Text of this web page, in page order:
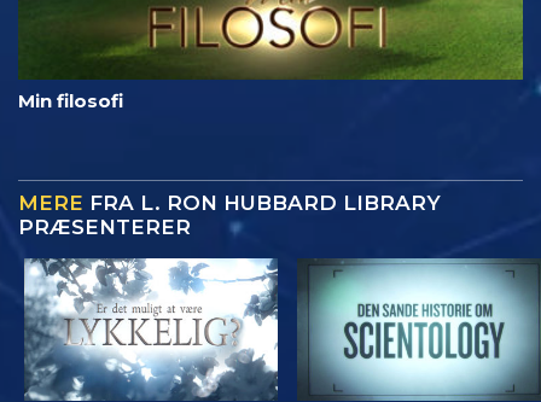
Min filosofi
MERE FRA L. RON HUBBARD LIBRARY
PRÆSENTERER